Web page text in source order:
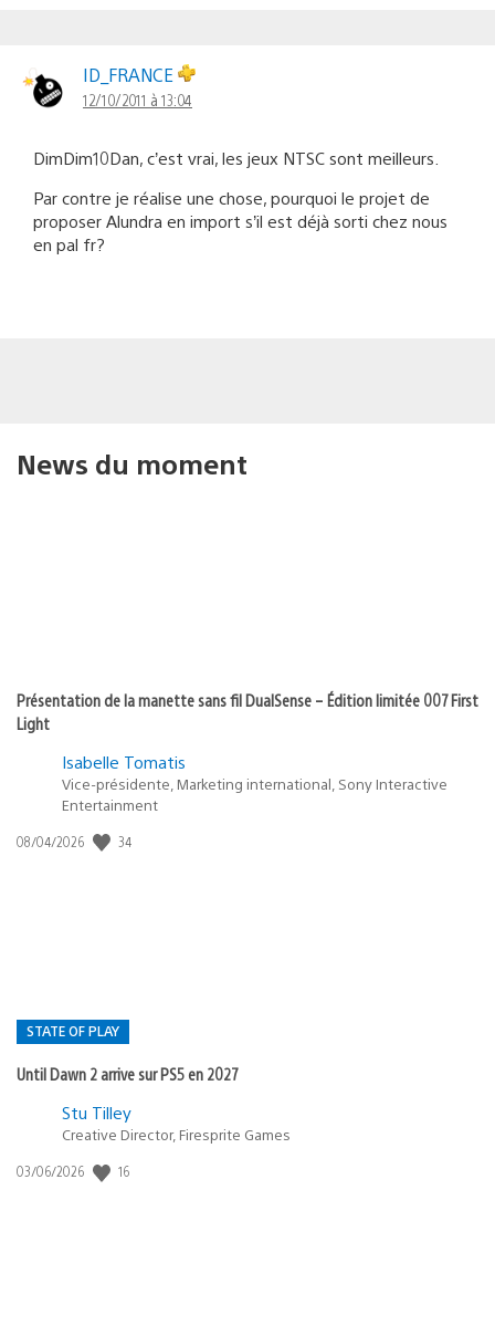
ID_FRANCE
12/10/2011 à 13:04
DimDim10Dan, c’est vrai, les jeux NTSC sont meilleurs.
Par contre je réalise une chose, pourquoi le projet de
proposer Alundra en import s’il est déjà sorti chez nous
en pal fr?
News du moment
Présentation de la manette sans fil DualSense – Édition limitée 007 First
Light
Isabelle Tomatis
Vice-présidente, Marketing international, Sony Interactive
Entertainment
Date
08/04/2026 34
STATE OF PLAY
Until Dawn 2 arrive sur PS5 en 2027
Postée
:
Stu Tilley
Creative Director, Firesprite Games
Date
03/06/2026 16